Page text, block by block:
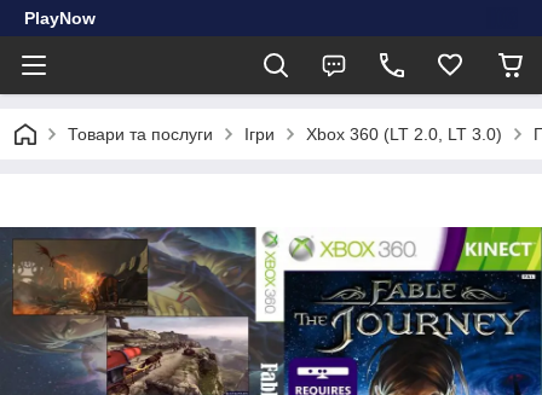
PlayNow
Товари та послуги Ігри Xbox 360 (LT 2.0, LT 3.0)